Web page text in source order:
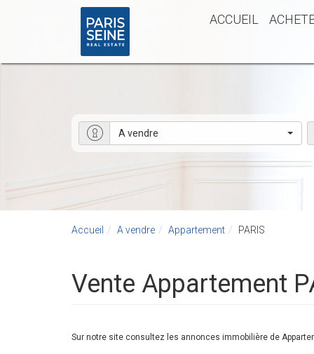
ACCUEIL
A vendre
Accueil A vendre Appartement PARIS
Vente Appartement
Sur notre site consultez les annonces immobilière de